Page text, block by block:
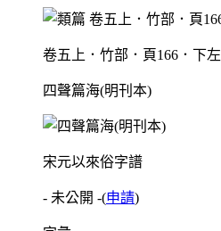
卷五上．竹部．頁166．下左
四聲篇海(明刊本)
宋元以來俗字譜
- 未公開 -(申請)